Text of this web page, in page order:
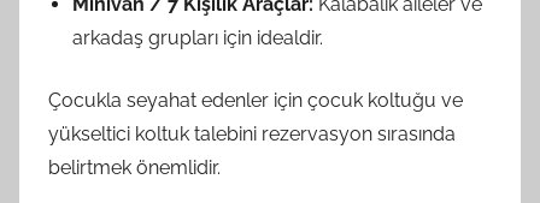
arkadaş grupları için idealdir.
Çocukla seyahat edenler için çocuk koltuğu ve
yükseltici koltuk talebini rezervasyon sırasında
belirtmek önemlidir.